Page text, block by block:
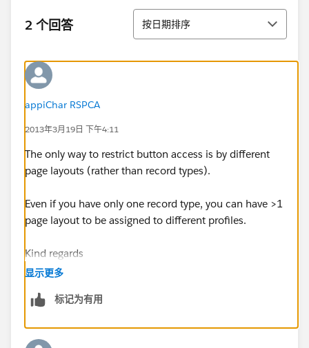
2 个回答 排序
按日期排序
appiChar RSPCA
2013年3月19日 下午4:11
The only way to restrict button access is by different
page layouts (rather than record types).
Even if you have only one record type, you can have >1
page layout to be assigned to different profiles.
Kind regards
显示更多
标记为有用